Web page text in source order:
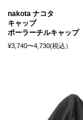
nakota ナコタ
キャップ
ポーラーチルキャップ
¥3,740〜4,730(税込）